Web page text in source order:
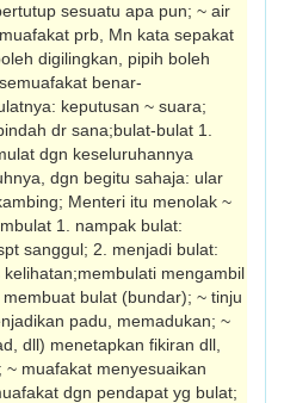
sesuatu apa pun; ~ air
prb, Mn kata sepakat
digilingkan, pipih boleh
benar-
keputusan ~ suara;
dr sana;bulat-bulat 1.
dgn keseluruhannya
dgn begitu sahaja: ular
Menteri itu menolak ~
1. nampak bulat:
sanggul; 2. menjadi bulat:
mengambil
bulat (bundar); ~ tinju
padu, memadukan; ~
dll) menetapkan fikiran dll,
muafakat menyesuaikan
dgn pendapat yg bulat;